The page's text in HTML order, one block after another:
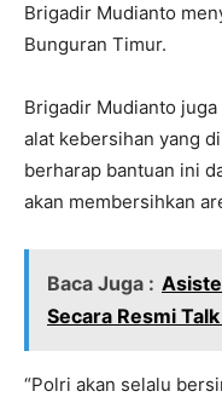
Brigadir Mudianto
Bunguran Timur.
Brigadir Mudianto
alat kebersihan yang
berharap bantuan ini
akan membersihkan
Baca Juga :
Secara Resmi
“Polri akan selalu